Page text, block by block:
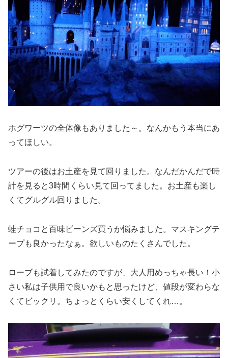
ホグワーツの全体像もありました～。なんかもう本当にあ
ってほしい。
ツアーの後はお土産を見て回りました。なんだかんだで時
計を見ると3時間くらい見て回ってました。お土産も楽し
くてグルグル回りました。
蛙チョコと百味ビーンズ買うか悩みました。マスキングテ
ープも良かったなぁ。欲しいものたくさんでした。
ローブも試着してみたのですが、大人用めっちゃ長い！小
さい私は子供用で良いかもと思ったけど、値段が変わらな
くてビックリ。ちょっとくらい安くしてくれ…。